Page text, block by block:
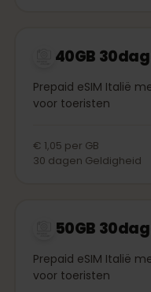
40GB
Prepaid eSIM Italië
voor toeristen
€ 1,05 per GB
30 dagen Geldigheid
50GB
Prepaid eSIM Italië
voor toeristen